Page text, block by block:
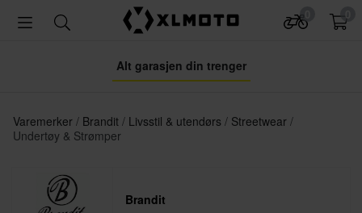
Alt garasjen din trenger
Varemerker Brandit Livsstil & utendørs
Streetwear
Undertøy & Strømper
Brandit